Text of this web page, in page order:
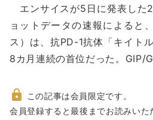
エンサイスが5日に発表した
ョットデータの速報によると
ス）は、抗PD-1抗体「キイト
8カ月連続の首位だった。GIP/
非
この記事は会員限定です。
会員登録すると最後までお読みいた